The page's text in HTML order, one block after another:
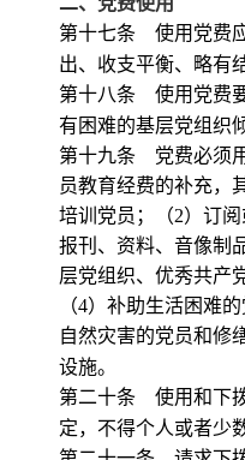
第十七条 使用党费
出、收支平衡、略有
第十八条 使用党费
有困难的基层党组织
第十九条 党费必须
员教育经费的补充，
培训党员；（2）订
报刊、资料、音像制
层党组织、优秀共产
（4）补助生活困难
自然灾害的党员和修
设施。
第二十条 使用和下
定，不得个人或者少